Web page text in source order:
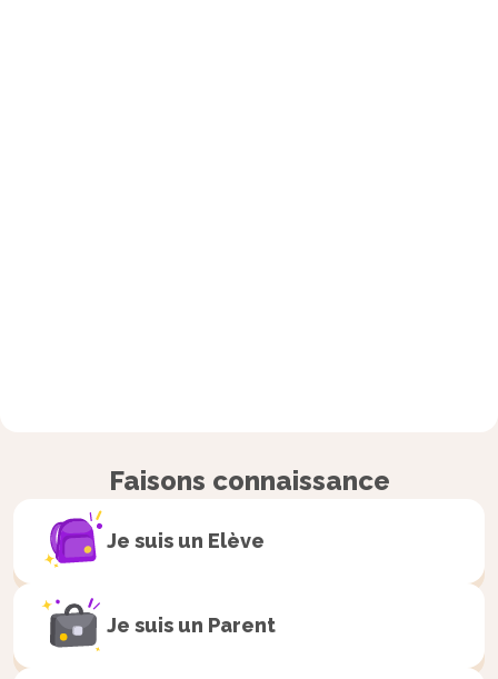
Faisons connaissance
Je suis un Elève
Je suis un Parent